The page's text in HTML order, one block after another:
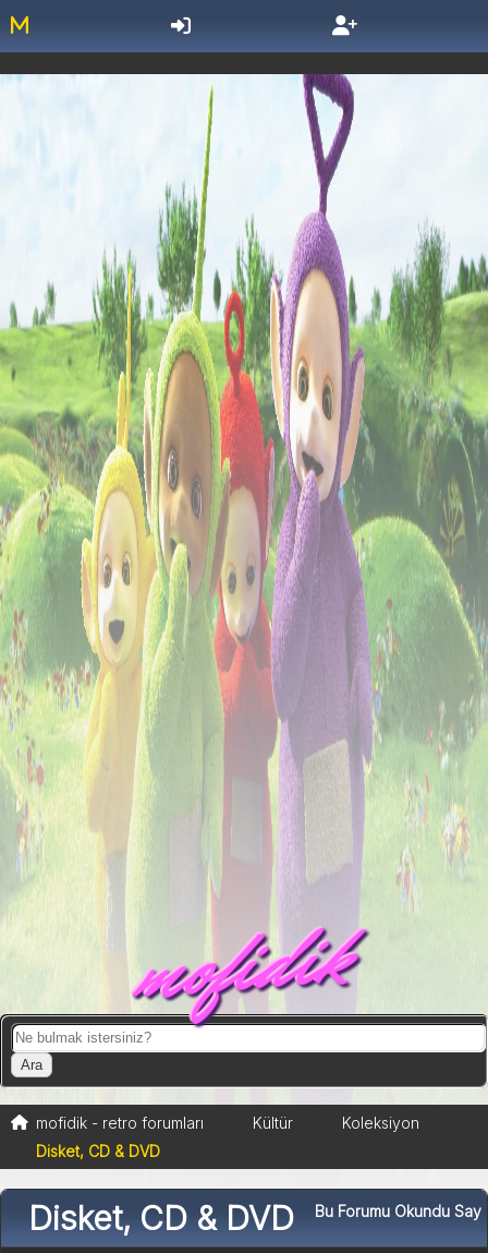
mofidik
mofidik - retro forumları Kültür
Koleksiyon
Disket, CD & DVD
Bu Forumu Okundu Say
Disket, CD & DVD